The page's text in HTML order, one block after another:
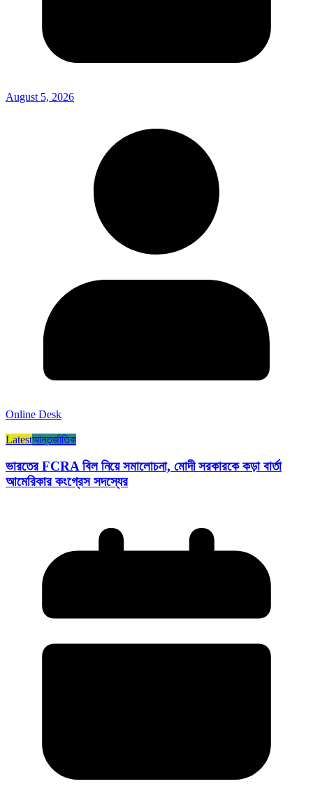
August 5, 2026
Online Desk
Latestআন্তর্জাতিক
ভারতের FCRA বিল নিয়ে সমালোচনা, মোদী সরকারকে কড়া বার্তা
আমেরিকার কংগ্রেস সদস্যের